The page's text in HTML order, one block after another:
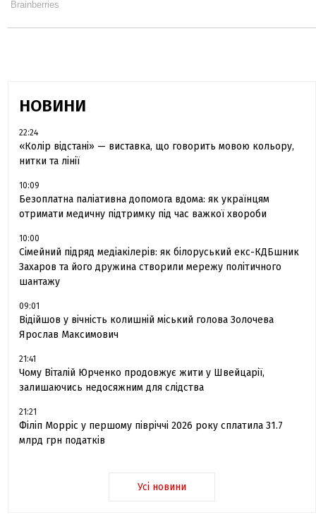
НОВИНИ
22:24
«Колір відстані» — виставка, що говорить мовою кольору,
нитки та лінії
10:09
Безоплатна паліативна допомога вдома: як українцям
отримати медичну підтримку під час важкої хвороби
10:00
Сімейний підряд медіакілерів: як білоруський екс-КДБшник
Захаров та його дружина створили мережу політичного
шантажу
09:01
Відійшов у вічність колишній міський голова Золочева
Ярослав Максимович
21:41
Чому Віталій Юрченко продовжує жити у Швейцарії,
залишаючись недосяжним для слідства
21:21
Філіп Морріс у першому півріччі 2026 року сплатила 31.7
млрд грн податків
Усі новини